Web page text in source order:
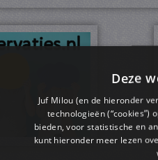
Deze
Juf Milou (en de hieronder
technologieën
bieden, voor statistische en
kunt hieronder meer lezen